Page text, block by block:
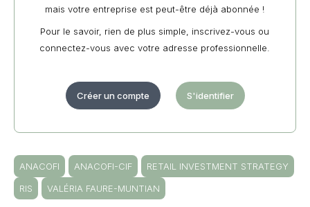
mais votre entreprise est peut-être déjà abonnée !
Pour le savoir, rien de plus simple, inscrivez-vous ou
connectez-vous avec votre adresse professionnelle.
Créer un compte S'identifier
ANACOFI ANACOFI-CIF
RETAIL INVESTMENT STRATEGY
RIS
VALÉRIA FAURE-MUNTIAN